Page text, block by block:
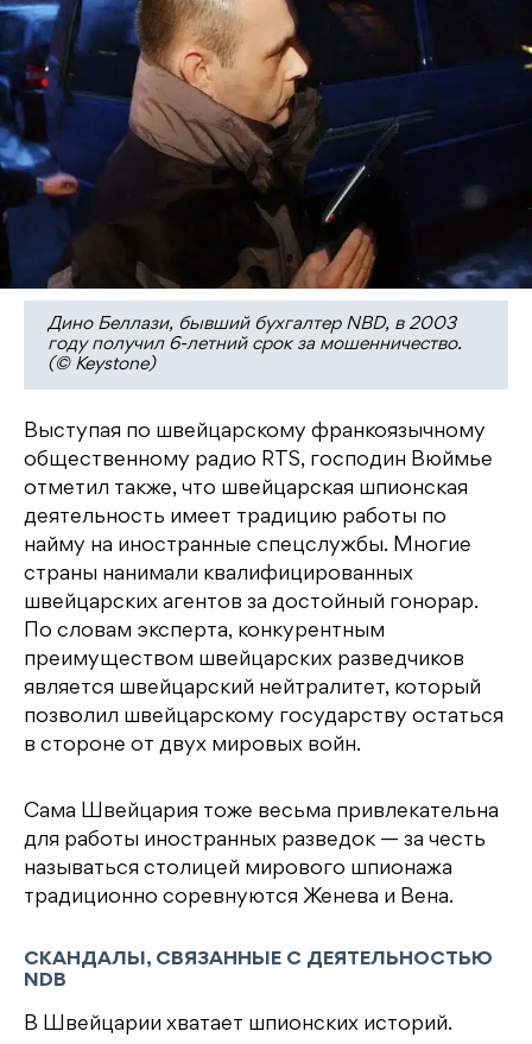
Дино Беллази, бывший бухгалтер NBD, в 2003
году получил 6-летний срок за мошенничество.
(© Keystone)
Выступая по швейцарскому франкоязычному
общественному радио RTS, господин Вюймье
отметил также, что швейцарская шпионская
деятельность имеет традицию работы по
найму на иностранные спецслужбы. Многие
страны нанимали квалифицированных
швейцарских агентов за достойный гонорар.
По словам эксперта, конкурентным
преимуществом швейцарских разведчиков
является швейцарский нейтралитет, который
позволил швейцарскому государству остаться
в стороне от двух мировых войн.
Сама Швейцария тоже весьма привлекательна
для работы иностранных разведок — за честь
называться столицей мирового шпионажа
традиционно соревнуются Женева и Вена.
СКАНДАЛЫ, СВЯЗАННЫЕ С ДЕЯТЕЛЬНОСТЬЮ
NDB
В Швейцарии хватает шпионских историй.